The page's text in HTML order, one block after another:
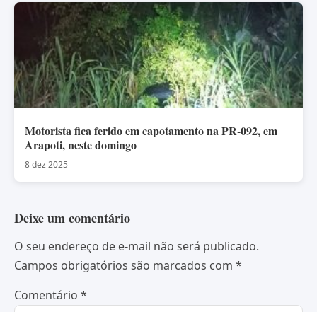
Motorista fica ferido em capotamento na PR-092, em
Arapoti, neste domingo
8 dez 2025
Deixe um comentário
O seu endereço de e-mail não será publicado.
Campos obrigatórios são marcados com *
Comentário *